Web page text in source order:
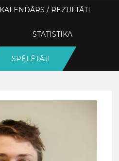
KALENDĀRS / REZULTĀTI
STATISTIKA
SPĒLĒTĀJI